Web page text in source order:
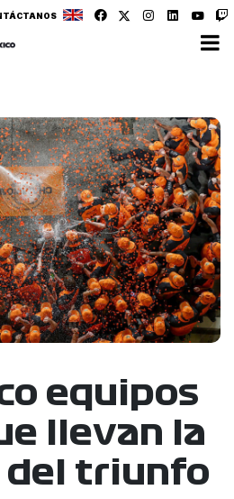
equipos
llevan la
del triunfo